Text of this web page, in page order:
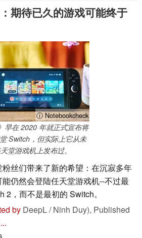
期待已久的游戏可能终于
ⓘ Notebookcheck
早在 2020 年就正式宣布将
Switch，但实际上它从未
堂游戏机上发布过。
丝们带来了新的希望：在沉寂多年
仍然会登陆任天堂游戏机--不过最
2，而不是最初的 Switch。
by DeepL / Ninh Duy), Published
...